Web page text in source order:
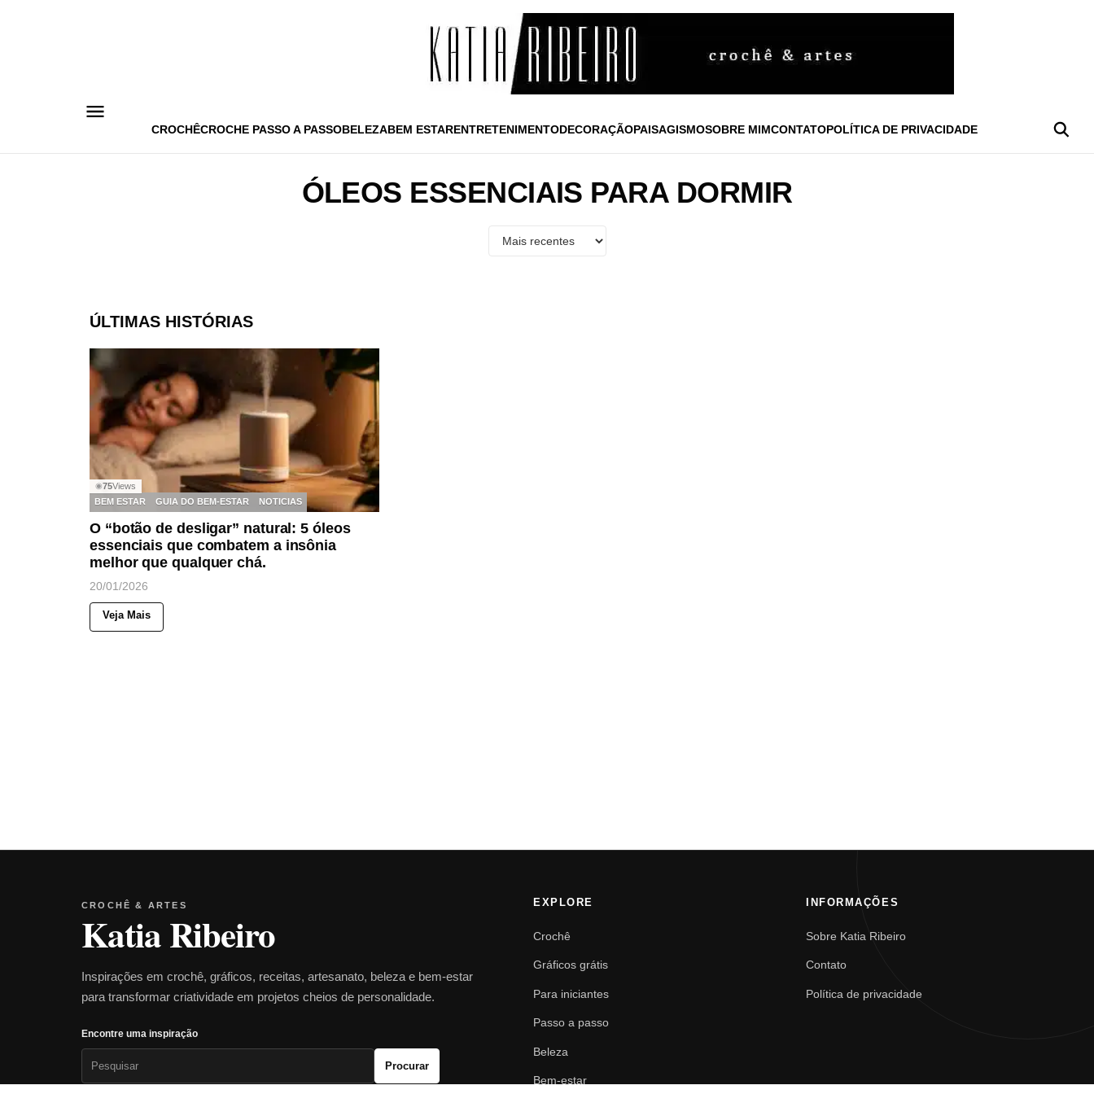
CROCHÊCROCHE PASSO A PASSOBELEZABEM ESTARENTRETENIMENTODECORAÇÃOPAISAGISMOSOBRE MIMCONTATOPOLÍTICA DE PRIVACIDADE
ÓLEOS ESSENCIAIS PARA DORMIR
ÚLTIMAS HISTÓRIAS
◉75Views
BEM ESTAR
GUIA DO BEM-ESTAR NOTICIAS
O “botão de desligar” natural: 5 óleos
essenciais que combatem a insônia
melhor que qualquer chá.
20/01/2026
Veja Mais
CROCHÊ & ARTES
Katia Ribeiro
Inspirações em crochê, gráficos, receitas, artesanato, beleza e bem-estar
para transformar criatividade em projetos cheios de personalidade.
Encontre uma inspiração
Procurar
EXPLORE
Crochê
Gráficos grátis
Para iniciantes
Passo a passo
Beleza
Bem-estar
INFORMAÇÕES
Sobre Katia Ribeiro
Contato
Política de privacidade